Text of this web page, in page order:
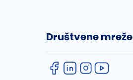
Društvene mreže